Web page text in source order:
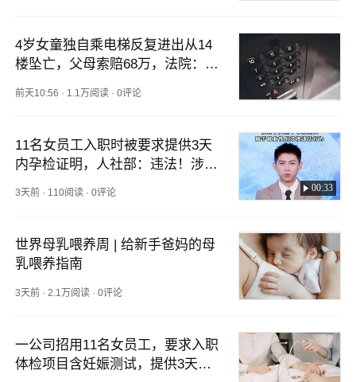
4岁女童独自乘电梯反复进出从14
楼坠亡，父母索赔68万，法院：父
前天10:56 · 1.1万阅读 ·0评论
11名女员工入职时被要求提供3天
内孕检证明，人社部：违法！涉及
00:33
3天前 · 110阅读 ·0评论
世界母乳喂养周 | 给新手爸妈的母
乳喂养指南
3天前 · 2.1万阅读 ·0评论
一公司招用11名女员工，要求入职
体检项目含妊娠测试，提供3天内